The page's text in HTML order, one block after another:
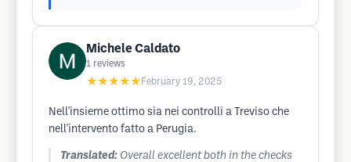
Michele Caldato
1 reviews
★★★★★ February 19, 2025
Nell'insieme ottimo sia nei controlli a Treviso che
nell'intervento fatto a Perugia.
Translated: Overall excellent both in the checks